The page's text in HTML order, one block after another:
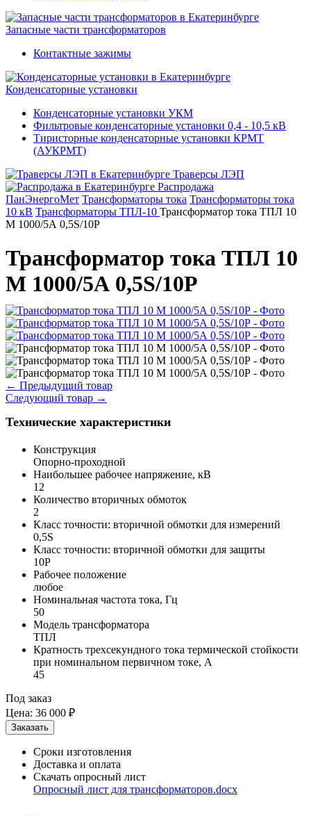
Запасные части трансформаторов
Контактные зажимы
Конденсаторные установки
Конденсаторные установки УКМ
Фильтровые конденсаторные установки 0,4 - 10,5 кВ
Тиристорные конденсаторные установки КРМТ
(АУКРМТ)
Траверсы ЛЭП
Распродажа
ПанЭнергоМет Трансформаторы тока Трансформаторы тока
10 кВ Трансформаторы ТПЛ-10 Трансформатор тока ТПЛ 10
М 1000/5А 0,5S/10Р
Трансформатор тока ТПЛ 10
М 1000/5А 0,5S/10Р
← Предыдущий товар
Следующий товар →
Технические характеристики
Конструкция
Опорно-проходной
Наибольшее рабочее напряжение, кВ
12
Количество вторичных обмоток
2
Класс точности: вторичной обмотки для измерений
0,5S
Класс точности: вторичной обмотки для защиты
10P
Рабочее положение
любое
Номинальная частота тока, Гц
50
Модель трансформатора
ТПЛ
Кратность трехсекундного тока термической стойкости
при номинальном первичном токе, А
45
Под заказ
Цена: 36 000 ₽
Сроки изготовления
Доставка и оплата
Скачать опросный лист
Опросный лист для трансформаторов.docx